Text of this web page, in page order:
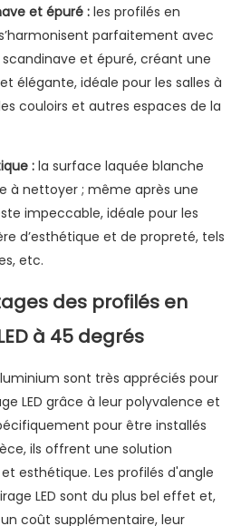
et épuré :les profilés en
parfaitement avec
et épuré, créant une
élégante, idéale pour les salles à
couloirs et autres espaces de la
: la surface laquée blanche
à nettoyer ; même après une
impeccable, idéale pour les
d’esthétique et de propreté, tels
etc.
des profilés en
à 45 degrés
sont très appréciés pour
LED grâce à leur polyvalence et
pour être installés
ils offrent une solution
esthétique. Les profilés d'angle
LED sont du plus bel effet et,
coût supplémentaire, leur